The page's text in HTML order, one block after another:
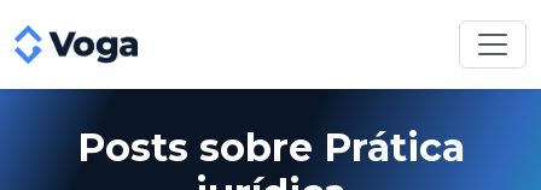
Posts sobre Prática